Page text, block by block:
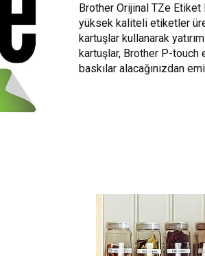
Brother Orijinal TZe Etiket
yüksek kaliteli etiketler
kartuşlar kullanarak
kartuşlar, Brother P-touch
baskılar alacağınızdan